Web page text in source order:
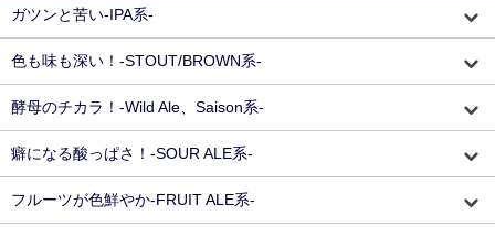
ガツンと苦い-IPA系-
色も味も深い！-STOUT/BROWN系-
酵母のチカラ！-Wild Ale、Saison系-
癖になる酸っぱさ！-SOUR ALE系-
フルーツが色鮮やか-FRUIT ALE系-